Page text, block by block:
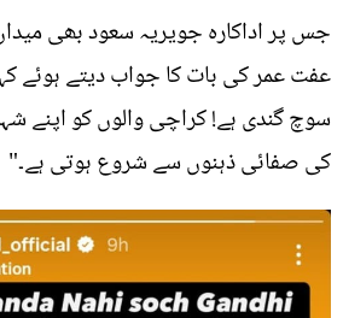
جس پر اداکارہ جویریہ سعود بھی
عفت عمر کی بات کا جواب دیتے ہوئے
سوچ گندی ہے! کراچی والوں کو اپنے
کی صفائی ذہنوں سے شروع ہوتی ہے۔"